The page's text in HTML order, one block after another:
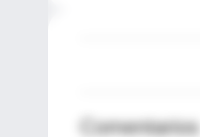
Comentarios